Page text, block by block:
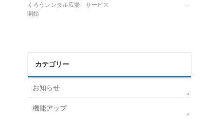
くろうレンタル広場 サービス
開始
→
カテゴリー
お知らせ
機能アップ